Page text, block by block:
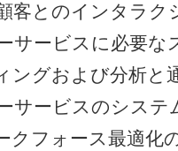
客とのインタラク
サービスに必要な
ングおよび分析と
サービスのシステ
クフォース最適化